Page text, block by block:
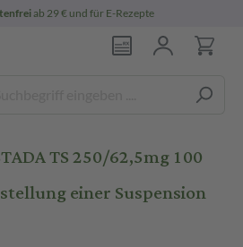
ab 29 € und für E-Rezepte
TS 250/62,5mg 100
einer Suspension